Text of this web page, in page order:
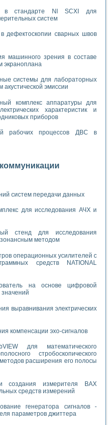
в стандарте Nl SCXI для
систем
дефектоскопии сварных швов
машинного зрения в составе
экраноплана
системы для лабораторных
эмиссии
комплекс аппаратуры для
характеристик и
приборов
рабочих процессов ДВС в
систем передачи данных
для исследования АЧХ и
стенд для исследования
методом
операционных усилителей с
средств NATIONAL
на основе цифровой
выравнивания электрических
компенсации эхо-сигналов
для математического
стробоскопического
расширения его полосы
создания измерителя ВАХ
средств измерений
генератора сигналов -
параметров джиттера